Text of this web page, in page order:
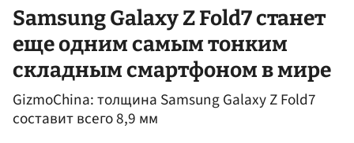
Samsung Galaxy Z Fold7 станет
еще одним самым тонким
складным смартфоном в мире
GizmoChina: толщина Samsung Galaxy Z Fold7
составит всего 8,9 мм